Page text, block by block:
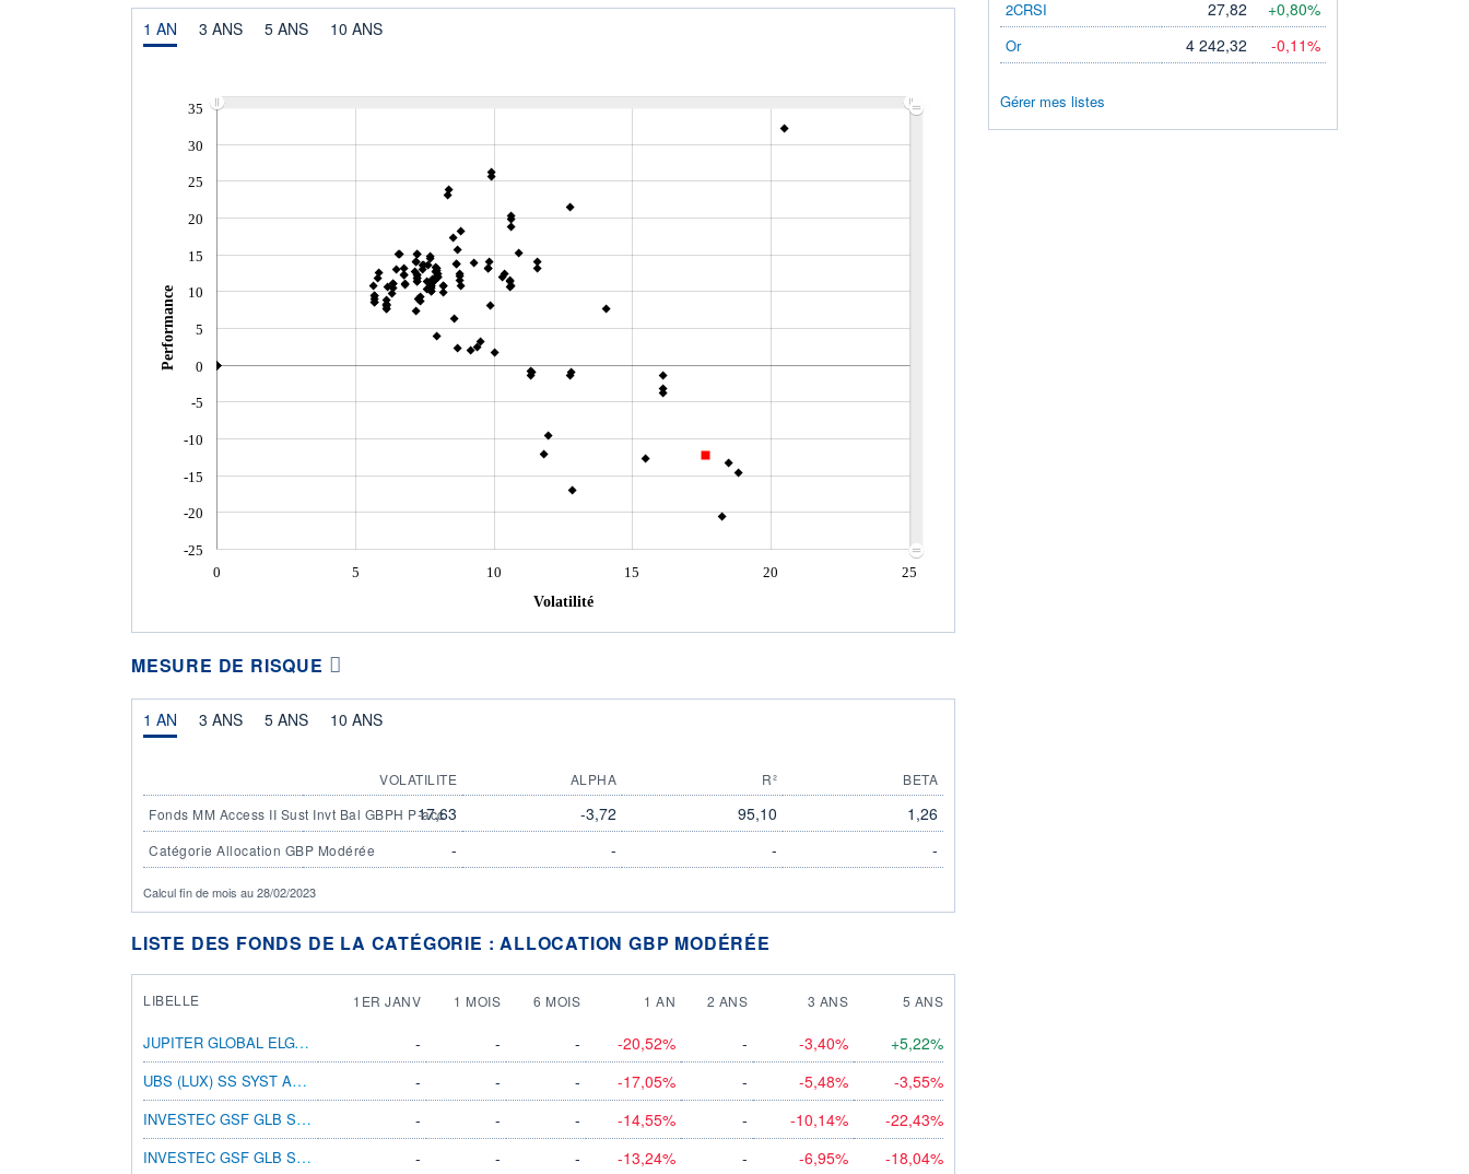
1 AN 3 ANS 5 ANS 10 ANS
-25
-20
-15
-10
-5
0
5
10
15
20
25
30
35
Performance
0 5 10 15 20
25
Volatilité
MESURE DE RISQUE
1 AN 3 ANS 5 ANS 10 ANS
VOLATILITE ALPHA R²
BETA
Fonds MM Access II Sust Invt Bal GBPH P-acc
17,63 -3,72 95,10 1,26
Catégorie Allocation GBP Modérée - - - -
Calcul fin de mois au 28/02/2023
LISTE DES FONDS DE LA CATÉGORIE : ALLOCATION GBP MODÉRÉE
LIBELLE 1ER JANV 1 MOIS 6 MOIS 1 AN 2 ANS 3 ANS 5 ANS
JUPITER GLOBAL ELGY DIV I£Q INC DIST HSC - - - -20,52% - -3,40%
+5,22%
UBS (LUX) SS SYST ALLC MEDM $ GBPH P ACC
- - - -17,05% - -5,48%
-3,55%
INVESTEC GSF GLB STRATMGD A INC-2 GBP H
- - - -14,55% - -10,14%
-22,43%
INVESTEC GSF GLB STRATMGD I ACC GBP HDG
- - - -13,24% - -6,95%
-18,04%
2CRSI 27,82 +0,80%
Or 4 242,32 -0,11%
Gérer mes listes